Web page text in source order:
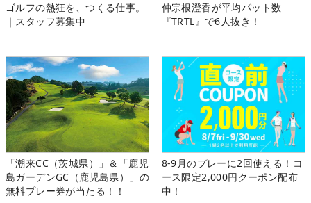
ゴルフの熱狂を、つくる仕事。
｜スタッフ募集中
仲宗根澄香が平均パット数
『TRTL』で6人抜き！
「潮来CC（茨城県）」＆「鹿児
島ガーデンGC（鹿児島県）」の
無料プレー券が当たる！！
8-9月のプレーに2回使える！コ
ース限定2,000円クーポン配布
中！